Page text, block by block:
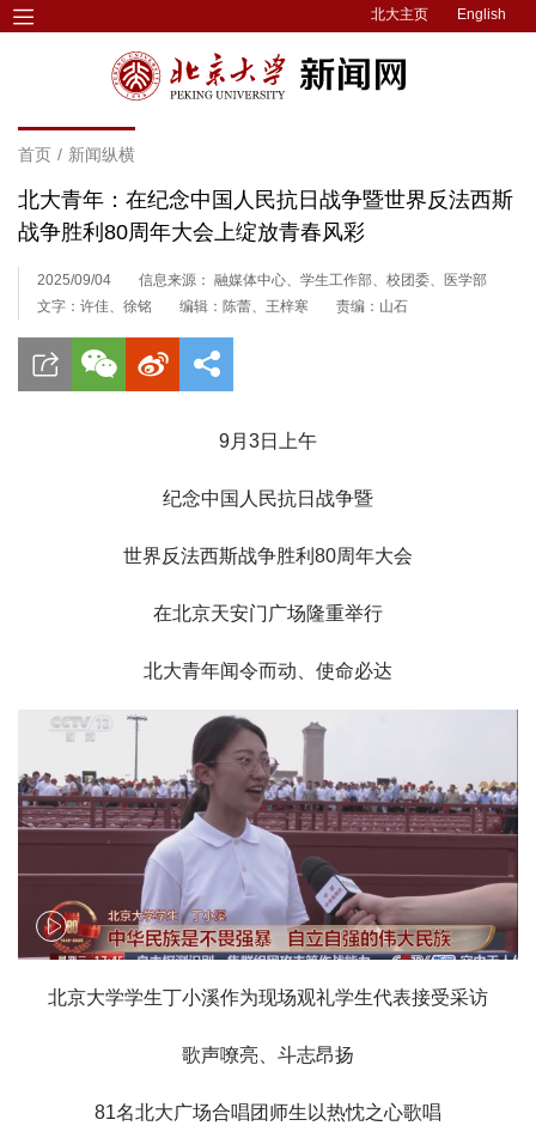
北大主页 English
首页 / 新闻纵横
北大青年：在纪念中国人民抗日战争暨世界反法西斯
战争胜利80周年大会上绽放青春风彩
2025/09/04
信息来源： 融媒体中心、学生工作部、校团委、医学部
文字：许佳、徐铭
编辑：陈蕾、王梓寒 责编：山石
9月3日上午
纪念中国人民抗日战争暨
世界反法西斯战争胜利80周年大会
在北京天安门广场隆重举行
北大青年闻令而动、使命必达
北京大学学生丁小溪作为现场观礼学生代表接受采访
歌声嘹亮、斗志昂扬
81名北大广场合唱团师生以热忱之心歌唱